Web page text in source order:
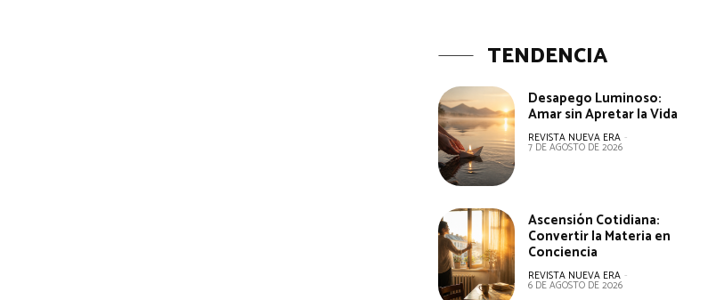
TENDENCIA
Desapego Luminoso:
Amar sin Apretar la Vida
REVISTA NUEVA ERA -
7 DE AGOSTO DE 2026
Ascensión Cotidiana:
Convertir la Materia en
Conciencia
REVISTA NUEVA ERA -
6 DE AGOSTO DE 2026